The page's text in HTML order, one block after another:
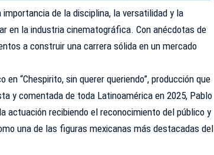
de la disciplina, la versatilidad y la
en la industria cinematográfica. Con anécdotas de
a construir una carrera sólida en un mercado
en “Chespirito, sin querer queriendo”, producción que
y comentada de toda Latinoamérica en 2025, Pablo
actuación recibiendo el reconocimiento del público y
una de las figuras mexicanas más destacadas del